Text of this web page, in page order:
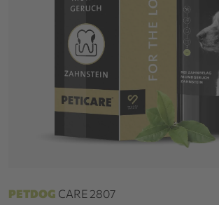
PETDOG CARE 2807